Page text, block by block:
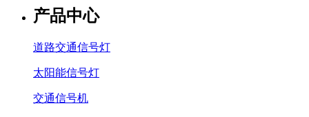
产品中心
道路交通信号灯
太阳能信号灯
交通信号机